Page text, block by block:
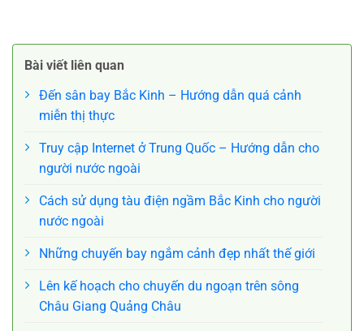
hàng đầu
Bài viết liên quan
Đến sân bay Bắc Kinh – Hướng dẫn quá cảnh
miễn thị thực
Truy cập Internet ở Trung Quốc – Hướng dẫn cho
người nước ngoài
Cách sử dụng tàu điện ngầm Bắc Kinh cho người
nước ngoài
Những chuyến bay ngắm cảnh đẹp nhất thế giới
Lên kế hoạch cho chuyến du ngoạn trên sông
Châu Giang Quảng Châu